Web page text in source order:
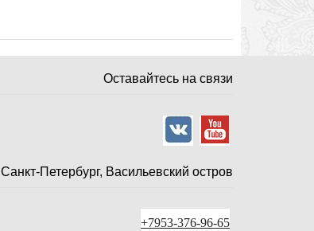
Оставайтесь на связи
Санкт-Петербург, Васильевский остров
+7953-376-96-65